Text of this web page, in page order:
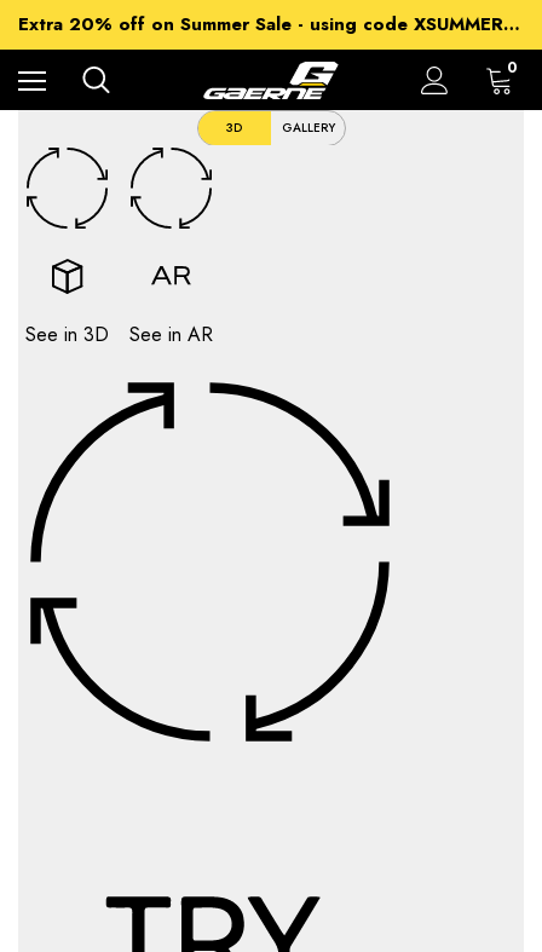
Extra 20% off on Summer Sale - using code XSUMMER2026
Free Shipping on all orders over 99€
15% off Sitewide - using code XSUMMER2026
0
3D GALLERY
See in 3D See in AR